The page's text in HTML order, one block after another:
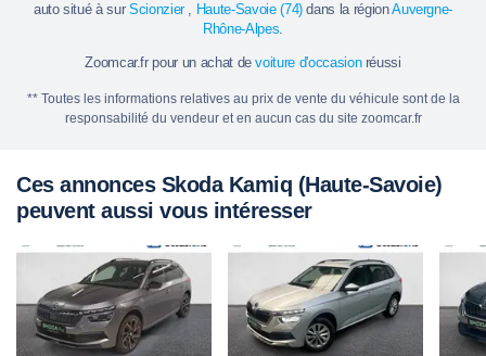
auto situé à sur Scionzier, Haute-Savoie (74)dans la régionAuvergne-
Rhône-Alpes.
Zoomcar.fr pour un achat devoiture d'occasionréussi
** Toutes les informations relatives au prix de vente du véhicule sont de la
responsabilité du vendeur et en aucun cas du site zoomcar.fr
Ces annonces Skoda Kamiq (Haute-Savoie)
peuvent aussi vous intéresser